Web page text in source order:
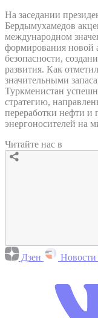
На заседании
Бердымухамедов
международном
формирования новой
безопасности,
развития. Как
значительными
Туркменистан
стратегию,
переработки нефти и
энергоносителей на
Читайте нас в
Дзен Новости